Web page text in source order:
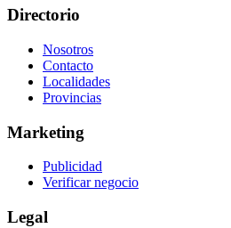
Directorio
Nosotros
Contacto
Localidades
Provincias
Marketing
Publicidad
Verificar negocio
Legal